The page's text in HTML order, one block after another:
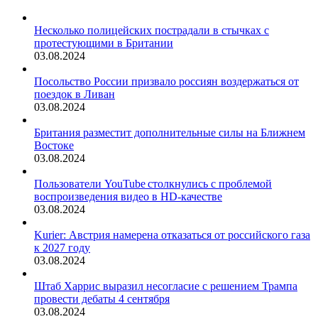
Несколько полицейских пострадали в стычках с
протестующими в Британии
03.08.2024
Посольство России призвало россиян воздержаться от
поездок в Ливан
03.08.2024
Британия разместит дополнительные силы на Ближнем
Востоке
03.08.2024
Пользователи YouTube столкнулись с проблемой
воспроизведения видео в HD-качестве
03.08.2024
Kurier: Австрия намерена отказаться от российского газа
к 2027 году
03.08.2024
Штаб Харрис выразил несогласие с решением Трампа
провести дебаты 4 сентября
03.08.2024